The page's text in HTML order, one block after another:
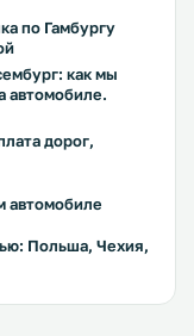
по Гамбургу
как мы
автомобиле.
дорог,
автомобиле
Польша, Чехия,